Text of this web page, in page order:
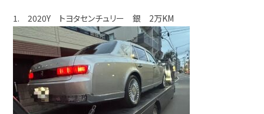
1. 2020Y トヨタセンチュリー 銀 2万KM